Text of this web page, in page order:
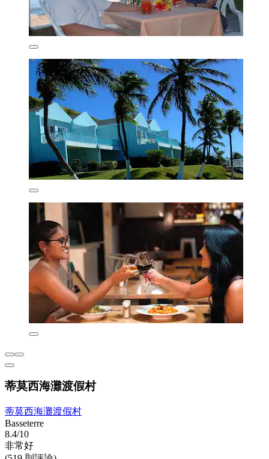
蒂莫西海灘渡假村
蒂莫西海灘渡假村
Basseterre
8.4/10
非常好